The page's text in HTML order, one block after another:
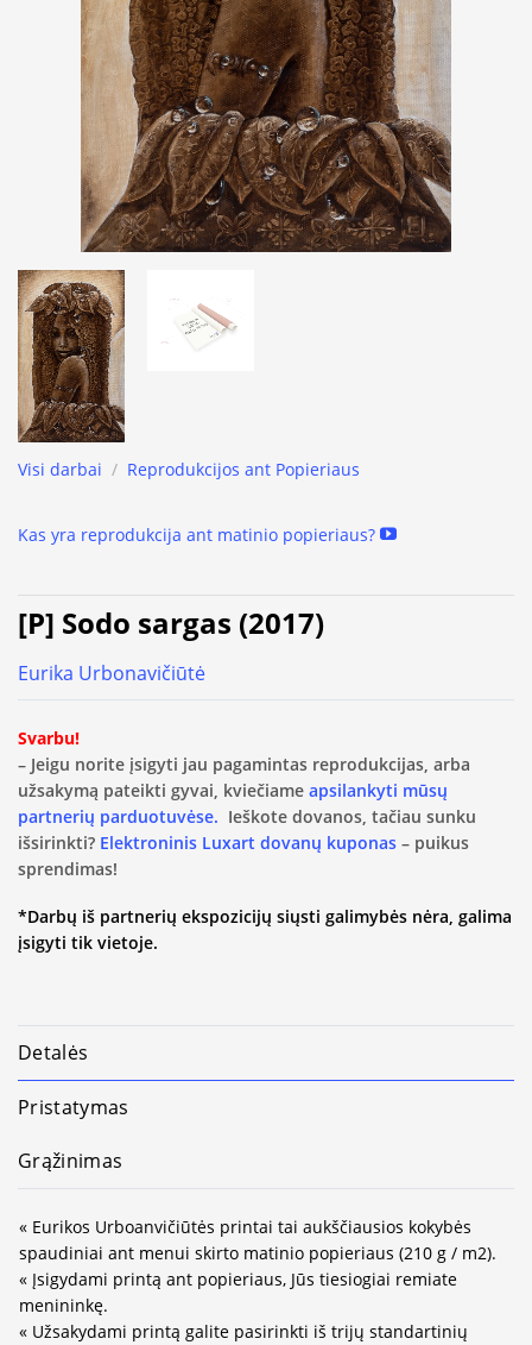
Visi darbai / Reprodukcijos ant Popieriaus
Kas yra reprodukcija ant matinio popieriaus?
[P] Sodo sargas (2017)
Eurika Urbonavičiūtė
Svarbu!
– Jeigu norite įsigyti jau pagamintas reprodukcijas, arba
užsakymą pateikti gyvai, kviečiame apsilankyti mūsų
partnerių parduotuvėse. Ieškote dovanos, tačiau sunku
išsirinkti? Elektroninis Luxart dovanų kuponas – puikus
sprendimas!
*Darbų iš partnerių ekspozicijų siųsti galimybės nėra, galima
įsigyti tik vietoje.
Detalės
Pristatymas
Grąžinimas
« Eurikos Urboanvičiūtės printai tai aukščiausios kokybės
spaudiniai ant menui skirto matinio popieriaus (210 g / m2).
« Įsigydami printą ant popieriaus, Jūs tiesiogiai remiate
menininkę.
« Užsakydami printą galite pasirinkti iš trijų standartinių